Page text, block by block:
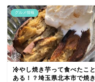
グルメ情報
冷やし焼き芋って食べたこと
ある！？埼玉県北本市で焼き